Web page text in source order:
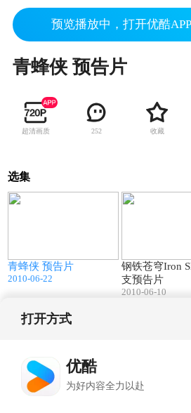
预览播放中，打开优酷
青蜂侠 预告片
超清画质 252 收藏
选集
青蜂侠 预告片
2010-06-22
钢铁苍穹Iron Sky
支预告片
2010-06-10
打开方式
优酷
为好内容全力以赴